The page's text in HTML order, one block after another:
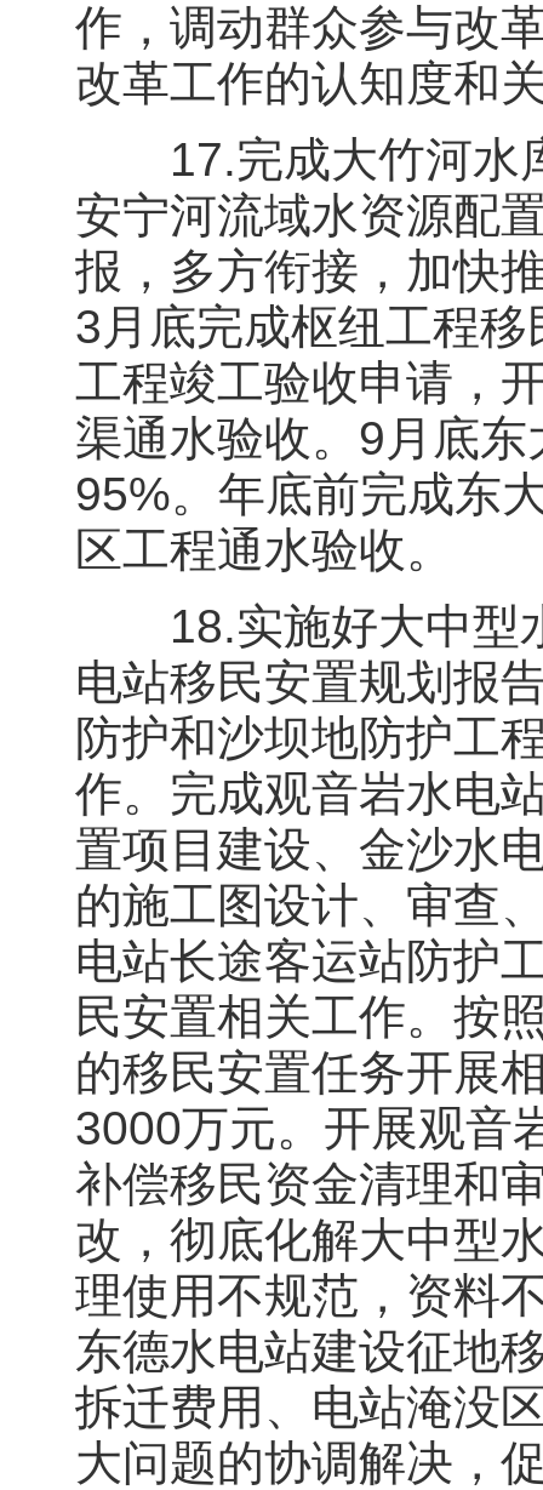
作，调动群众参与改
改革工作的认知度和
17.完成大竹河水
安宁河流域水资源配
报，多方衔接，加快
3月底完成枢纽工程
工程竣工验收申请，
渠通水验收。9月底
95%。年底前完成东
区工程通水验收。
18.实施好大中型
电站移民安置规划报
防护和沙坝地防护工
作。完成观音岩水电
置项目建设、金沙水
的施工图设计、审查
电站长途客运站防护
民安置相关工作。按
的移民安置任务开展
3000万元。开展观音
补偿移民资金清理和
改，彻底化解大中型
理使用不规范，资料
东德水电站建设征地
拆迁费用、电站淹没
大问题的协调解决，